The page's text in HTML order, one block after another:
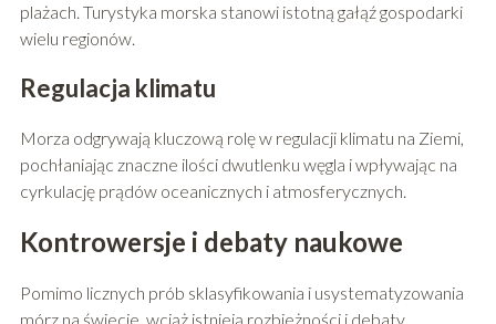
plażach. Turystyka morska stanowi istotną gałąź gospodarki
wielu regionów.
Regulacja klimatu
Morza odgrywają kluczową rolę w regulacji klimatu na Ziemi,
pochłaniając znaczne ilości dwutlenku węgla i wpływając na
cyrkulację prądów oceanicznych i atmosferycznych.
Kontrowersje i debaty naukowe
Pomimo licznych prób sklasyfikowania i usystematyzowania
mórz na świecie, wciąż istnieją rozbieżności i debaty